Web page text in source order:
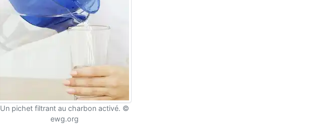
Un pichet filtrant au charbon activé. ©
ewg.org